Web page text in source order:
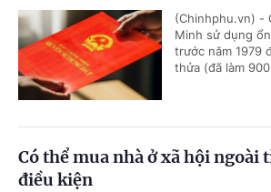
(Chinhphu.vn) -
Minh sử dụng
trước năm 1979
thửa (đã làm
Có thể mua nhà ở xã hội ngoài
điều kiện